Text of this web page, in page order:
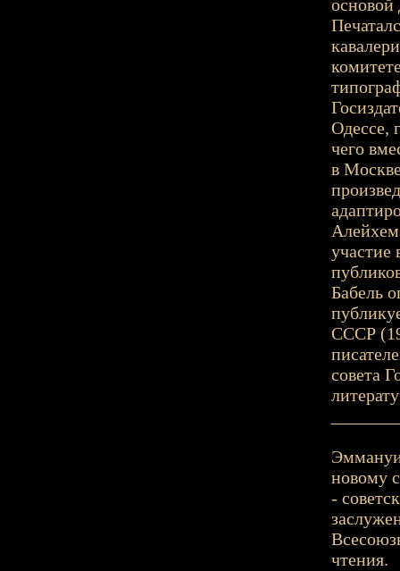
основой
Одессе,
чего
в
участие
Бабель
СССР
совета
новому
-
чтения.